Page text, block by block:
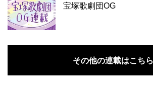
宝塚歌劇団OG
その他の連載はこちら